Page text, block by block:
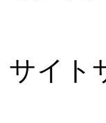
サイト